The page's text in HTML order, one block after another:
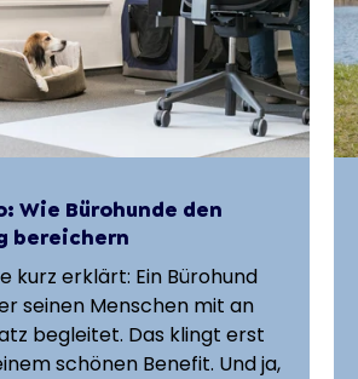
Wie Bürohunde den
bereichern
kurz erklärt: Ein Bürohund
seinen Menschen mit an
begleitet. Das klingt erst
schönen Benefit. Und ja,